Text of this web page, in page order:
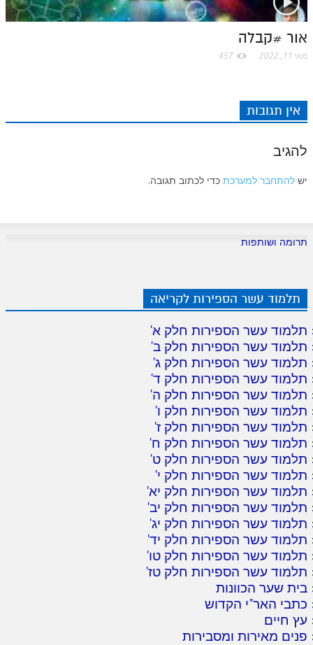
לאתר ספר הרב
אור #קבלה
מאי 11, 2022 457
אין תגובות
להגיב
יש להתחבר למערכת כדי לכתוב תגובה.
תרומה ושותפות
תלמוד עשר הספירות לקריאה
תלמוד עשר הספירות חלק א'
תלמוד עשר הספירות חלק ב'
תלמוד עשר הספירות חלק ג'
תלמוד עשר הספירות חלק ד'
תלמוד עשר הספירות חלק ה'
תלמוד עשר הספירות חלק ו'
תלמוד עשר הספירות חלק ז'
תלמוד עשר הספירות חלק ח'
תלמוד עשר הספירות חלק ט'
תלמוד עשר הספירות חלק י'
תלמוד עשר הספירות חלק יא'
תלמוד עשר הספירות חלק יב'
תלמוד עשר הספירות חלק יג'
תלמוד עשר הספירות חלק יד'
תלמוד עשר הספירות חלק טו'
תלמוד עשר הספירות חלק טז'
בית שער הכוונות
כתבי האר"י הקדוש
עץ חיים
פנים מאירות ומסבירות